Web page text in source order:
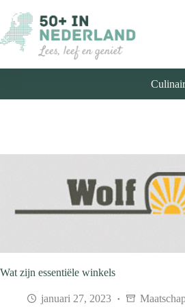
naar
de
inhoud
Wat zijn essentiële winkels
januari 27, 2023